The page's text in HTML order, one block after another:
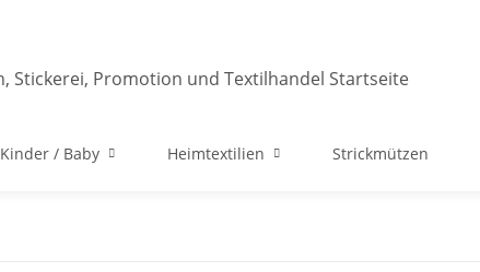
Kinder / Baby Heimtextilien Strickmützen